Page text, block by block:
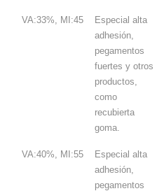
VA:33%, MI:45
Especial alta
adhesión,
pegamentos
fuertes y otros
productos,
como
recubierta
goma.
VA:40%, MI:55
Especial alta
adhesión,
pegamentos